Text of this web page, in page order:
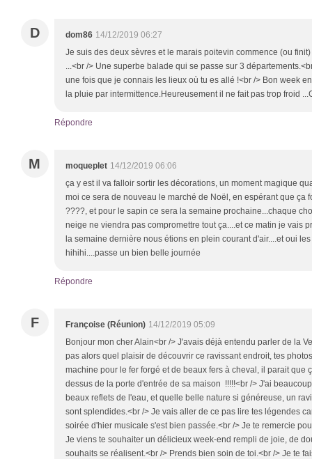
D dom86 14/12/2019 06:27
Je suis des deux sèvres et le marais poitevin commence (ou
...<br /> Une superbe balade qui se passe sur 3
une fois que je connais les lieux où tu es allé !<br /> Bon week
la pluie par intermittence.Heureusement il ne fait pas trop froid
Répondre
M moqueplet 14/12/2019 06:06
ça y est il va falloir sortir les décorations, un moment magique
moi ce sera de nouveau le marché de Noël, en espérant que ça
????, et pour le sapin ce sera la semaine prochaine...chaque
neige ne viendra pas compromettre tout ça....et ce matin je vais
la semaine dernière nous étions en plein courant d'air....et oui
hihihi....passe un bien belle journée
Répondre
F Françoise (Réunion) 14/12/2019 05:09
Bonjour mon cher Alain<br /> J'avais déjà entendu parler de la
pas alors quel plaisir de découvrir ce ravissant endroit, tes
machine pour le fer forgé et de beaux fers à cheval, il parait que
dessus de la porte d'entrée de sa maison !!!!!<br /> J'ai
beaux reflets de l'eau, et quelle belle nature si généreuse, un
sont splendides.<br /> Je vais aller de ce pas lire tes légendes
soirée d'hier musicale s'est bien passée.<br /> Je te remercie
Je viens te souhaiter un délicieux week-end rempli de joie, de
souhaits se réalisent.<br /> Prends bien soin de toi.<br /> Je te